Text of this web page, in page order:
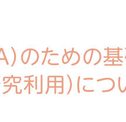
のための
利用）につ